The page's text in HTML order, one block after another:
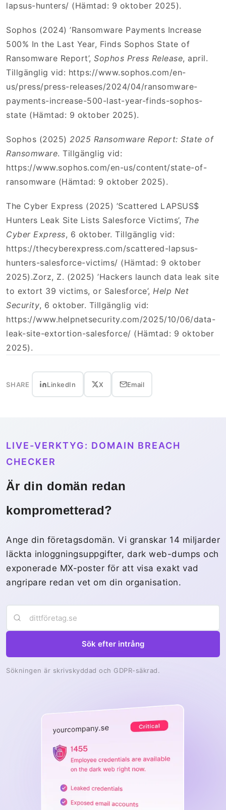
lapsus-hunters/ (Hämtad: 9 oktober 2025).
Sophos (2024) ’Ransomware Payments Increase
500% In the Last Year, Finds Sophos State of
Ransomware Report’, Sophos Press Release, april.
Tillgänglig vid: https://www.sophos.com/en-
us/press/press-releases/2024/04/ransomware-
payments-increase-500-last-year-finds-sophos-
state (Hämtad: 9 oktober 2025).
Sophos (2025) 2025 Ransomware Report: State of
Ransomware. Tillgänglig vid:
https://www.sophos.com/en-us/content/state-of-
ransomware (Hämtad: 9 oktober 2025).
The Cyber Express (2025) ’Scattered LAPSUS$
Hunters Leak Site Lists Salesforce Victims’, The
Cyber Express, 6 oktober. Tillgänglig vid:
https://thecyberexpress.com/scattered-lapsus-
hunters-salesforce-victims/ (Hämtad: 9 oktober
2025).Zorz, Z. (2025) ’Hackers launch data leak site
to extort 39 victims, or Salesforce’, Help Net
Security, 6 oktober. Tillgänglig vid:
https://www.helpnetsecurity.com/2025/10/06/data-
leak-site-extortion-salesforce/ (Hämtad: 9 oktober
2025).
SHARE LinkedIn X Email
LIVE-VERKTYG: DOMAIN BREACH
CHECKER
Är din domän redan
komprometterad?
Ange din företagsdomän. Vi granskar 14 miljarder
läckta inloggningsuppgifter, dark web-dumps och
exponerade MX-poster för att visa exakt vad
angripare redan vet om din organisation.
Sök efter intrång
Sökningen är skrivskyddad och GDPR-säkrad.